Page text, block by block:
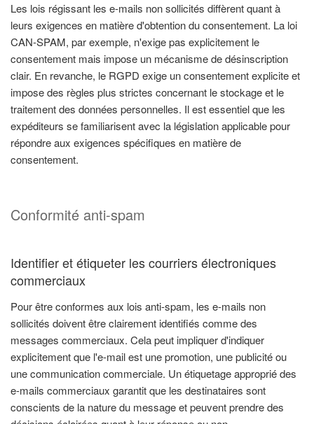
Les lois régissant les e-mails non sollicités diffèrent quant à
leurs exigences en matière d'obtention du consentement. La loi
CAN-SPAM, par exemple, n'exige pas explicitement le
consentement mais impose un mécanisme de désinscription
clair. En revanche, le RGPD exige un consentement explicite et
impose des règles plus strictes concernant le stockage et le
traitement des données personnelles. Il est essentiel que les
expéditeurs se familiarisent avec la législation applicable pour
répondre aux exigences spécifiques en matière de
consentement.
Conformité anti-spam
Identifier et étiqueter les courriers électroniques
commerciaux
Pour être conformes aux lois anti-spam, les e-mails non
sollicités doivent être clairement identifiés comme des
messages commerciaux. Cela peut impliquer d'indiquer
explicitement que l'e-mail est une promotion, une publicité ou
une communication commerciale. Un étiquetage approprié des
e-mails commerciaux garantit que les destinataires sont
conscients de la nature du message et peuvent prendre des